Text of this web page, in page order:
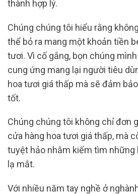
thành hợp lý.
Chúng chúng tôi hiểu rằng
thể bỏ ra mang một khoản tiền
tươi. Vì cố gắng, bọn chúng
cung ứng mang lại người tiêu
hoa tươi giá thấp mà sẽ đảm
tốt.
Chúng chúng tôi không chỉ đơn
cửa hàng hoa tươi giá thấp, mà
tuyệt hảo nhằm kiếm tìm những
lạ mắt.
Với nhiều năm tay nghề ở